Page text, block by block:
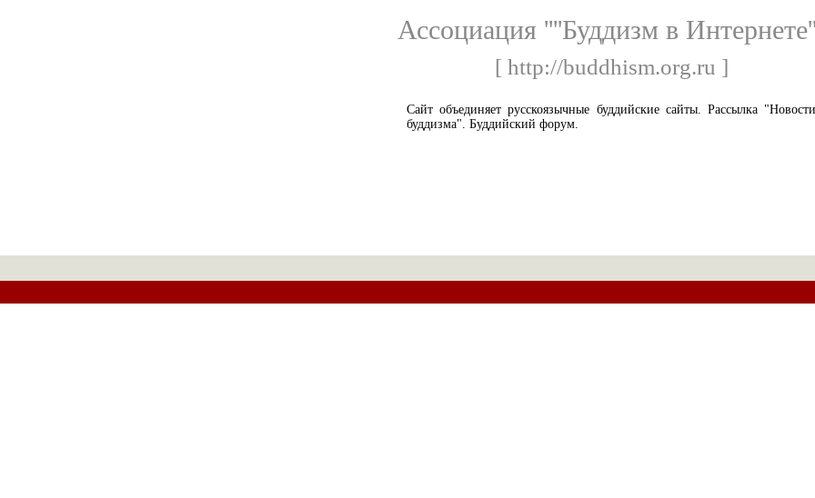
Ассоциация ''''Буддизм в
[ http://buddhism.org.ru ]
Сайт объединяет русскоязычные буддийские сайты. Рассылка "Новости
буддизма". Буддийский форум.